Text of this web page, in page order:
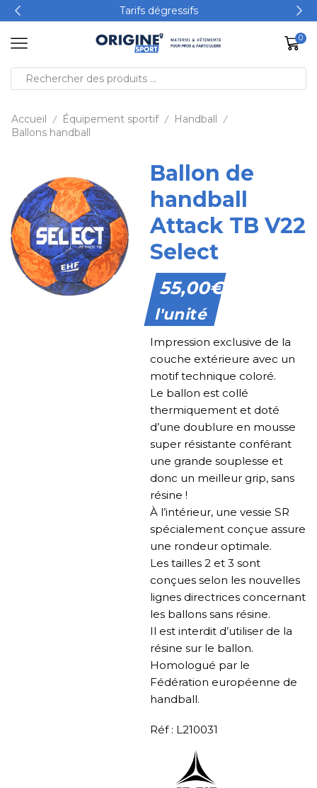
Tarifs dégressifs
0
Accueil / Équipement sportif / Handball /
Ballons handball
Ballon de
handball
Attack TB V22
Select
55,00€
l'unité
Impression exclusive de la
couche extérieure avec un
motif technique coloré.
Le ballon est collé
thermiquement et doté
d’une doublure en mousse
super résistante conférant
une grande souplesse et
donc un meilleur grip, sans
résine !
À l’intérieur, une vessie SR
spécialement conçue assure
une rondeur optimale.
Les tailles 2 et 3 sont
conçues selon les nouvelles
lignes directrices concernant
les ballons sans résine.
Il est interdit d’utiliser de la
résine sur le ballon.
Homologué par le
Fédération européenne de
handball.
Réf : L210031